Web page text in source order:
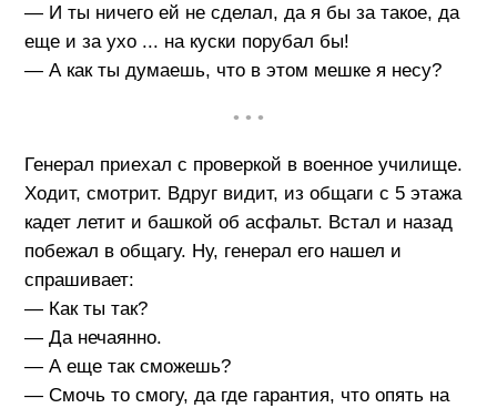
— И ты ничего ей не сделал, да я бы за такое, да
еще и за ухо ... на куски порубал бы!
— А как ты думаешь, что в этом мешке я несу?
• • •
Генерал приехал с проверкой в военное училище.
Ходит, смотрит. Вдруг видит, из общаги с 5 этажа
кадет летит и башкой об асфальт. Встал и назад
побежал в общагу. Ну, генерал его нашел и
спрашивает:
— Как ты так?
— Да нечаянно.
— А еще так сможешь?
— Смочь то смогу, да где гарантия, что опять на